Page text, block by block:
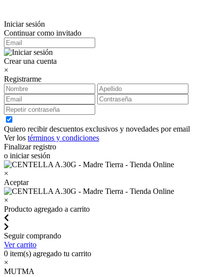
Iniciar sesión
Continuar como invitado
Crear una cuenta
×
Registrarme
Quiero recibir descuentos exclusivos y novedades por email
Ver los términos y condiciones
Finalizar registro
o iniciar sesión
×
Aceptar
×
Producto agregado a carrito
Seguir comprando
Ver carrito
0 item(s) agregado tu carrito
×
MUTMA